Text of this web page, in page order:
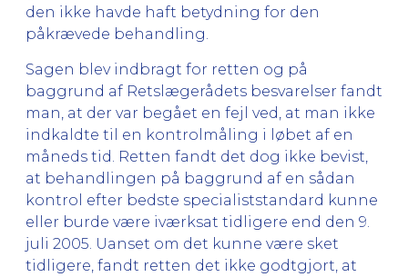
den ikke havde haft betydning for den
påkrævede behandling.
Sagen blev indbragt for retten og på
baggrund af Retslægerådets besvarelser fandt
man, at der var begået en fejl ved, at man ikke
indkaldte til en kontrolmåling i løbet af en
måneds tid. Retten fandt det dog ikke bevist,
at behandlingen på baggrund af en sådan
kontrol efter bedste specialiststandard kunne
eller burde være iværksat tidligere end den 9.
juli 2005. Uanset om det kunne være sket
tidligere, fandt retten det ikke godtgjort, at